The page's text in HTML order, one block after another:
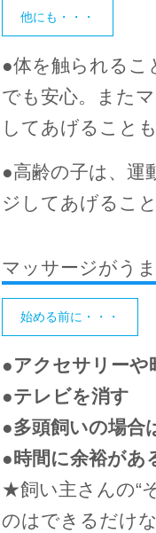
他にも・・・
●体を触られるこ
でも安心。また
してあげること
●高齢の子は、運
ジしてあげるこ
マッサージがう
始める前に・・・
●アクセサリーや
●テレビを消す
●多頭飼いの場合
● 時間に余裕があ
★飼い主さんの“
のはできるだけ